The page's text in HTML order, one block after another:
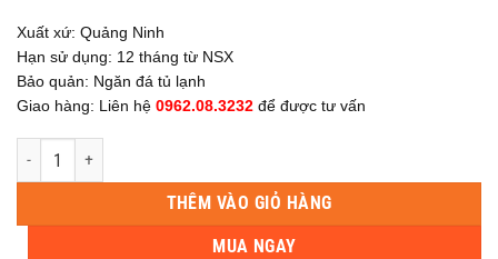
Xuất xứ: Quảng Ninh
Hạn sử dụng: 12 tháng từ NSX
Bảo quản: Ngăn đá tủ lạnh
Giao hàng: Liên hệ 0962.08.3232 để được tư vấn
Hộp Tôm Khô Bá Kiến 300 gram số lượng
THÊM VÀO GIỎ HÀNG
MUA NGAY